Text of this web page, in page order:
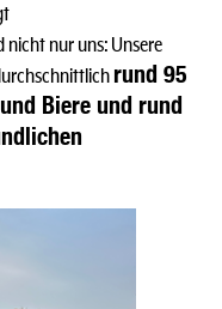
nicht nur uns: Unsere
rund 95
Biere und rund